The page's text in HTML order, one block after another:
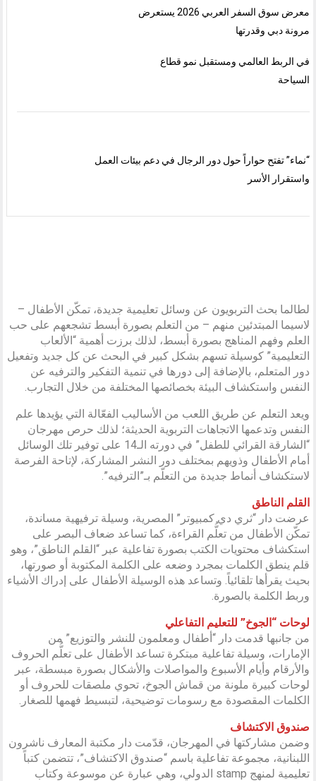
معرض سوق السفر العربي 2026 يستعرض
مرونة دبي وقدرتها
في الربط العالمي ومستقبل نمو قطاع
السياحة
“نماء” تفتح حواراً حول دور الرجال في دعم بيئات العمل
واستقرار الأسر
لطالما بحث التربويون عن وسائل تعليمية جديدة، تمكّن الأطفال –
لاسيما المبتدئين منهم – من التعلم بصورة أبسط تشجعهم على حب
العلم وفهم المناهج بصورة أبسط، لذلك برزت أهمية “الألعاب
التعليمية” كوسيلة تسهم بشكل كبير في البحث عن كل جديد وتفعيل
دور المتعلم، بالإضافة إلى دورها في تنمية التفكير والترفيه عن
النفس واستكشاف البيئة بخصائصها المختلفة من خلال التجارب.
ويعد التعلم عن طريق اللعب من الأساليب الفعّالة التي يؤيدها علم
النفس وتدعمها الاتجاهات التربوية الحديثة؛ لذلك حرص مهرجان
“الشارقة القرائي للطفل” في دورته الـ14 على توفير تلك الوسائل
أمام الأطفال وذويهم بمختلف دور النشر المشاركة، لإتاحة الفرصة
لاستكشاف أنماط جديدة من التعلّم بـ”الترفيه”.
القلم الناطق
عرضت دار “ثري دي كمبيوتر” المصرية، وسيلة ترفيهية مساندة،
تمكّن الأطفال من تعلُّم القراءة، كما تساعد ضعاف البصر على
استكشاف محتويات الكتب بصورة تفاعلية عبر “القلم الناطق”، وهو
قلم ينطق الكلمات بمجرد وضعه على الكلمة المكتوبة أو صورتها،
بحيث يقرأها تلقائياً. وتساعد هذه الوسيلة الأطفال على إدراك الأشياء
وربط الكلمة بالصورة.
لوحات “الجوخ” للتعليم التفاعلي
من جانبها قدمت دار “أطفال ومعلمون للنشر والتوزيع” من
الإمارات، وسيلة تفاعلية مبتكرة تساعد الأطفال على تعلُّم الحروف
والأرقام وأيام الأسبوع والمواصلات والأشكال بصورة مبسطة، عبر
لوحات كبيرة ملونة من قماش الجوخ، تحوي ملصقات للحروف أو
الكلمات المقصودة مع رسومات توضيحية، لتبسيط فهمها للصغار.
صندوق الاكتشاف
وضمن مشاركتها في المهرجان، قدّمت دار مكتبة المعارف ناشرون
اللبنانية، مجموعة تفاعلية باسم “صندوق الاكتشاف”، تتضمن كتباً
تعليمية لمنهج stamp الدولي، وهي عبارة عن موسوعة وكتاب